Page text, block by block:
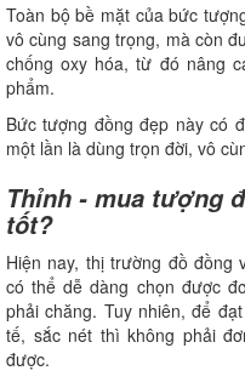
Toàn bộ bề mặt của bức
vô cùng sang trọng, mà còn
chống oxy hóa, từ đó nâng
phẩm.
Bức tượng đồng đẹp này có
một lần là dùng trọn đời, vô
Thỉnh - mua tượng
tốt?
Hiện nay, thị trường đồ đồng
có thể dễ dàng chọn được
phải chăng. Tuy nhiên, để
tế, sắc nét thì không phải
được.